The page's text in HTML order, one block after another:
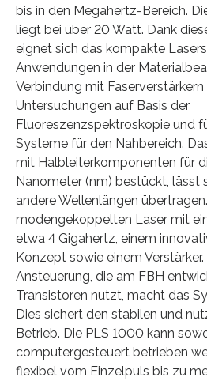
bis in den Megahertz-Bereich.
liegt bei über 20 Watt. Dank
eignet sich das kompakte
Anwendungen in der
Verbindung mit
Untersuchungen auf Basis der
Fluoreszenzspektroskopie und
Systeme für den Nahbereich.
mit Halbleiterkomponenten für
Nanometer (nm) bestückt, lässt
andere Wellenlängen
modengekoppelten Laser mit
etwa 4 Gigahertz, einem
Konzept sowie einem
Ansteuerung, die am FBH
Transistoren nutzt, macht das
Dies sichert den stabilen und
Betrieb. Die PLS 1000 kann
computergesteuert betrieben
flexibel vom Einzelpuls bis zu